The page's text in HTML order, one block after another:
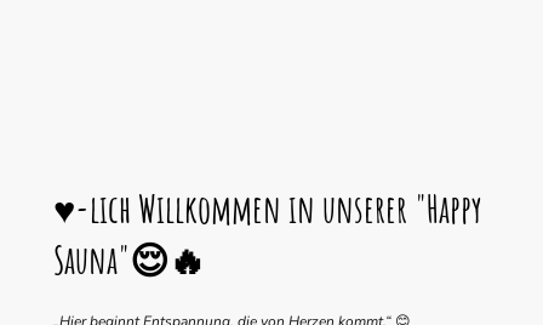
♥-lich Willkommen in unserer "Happy
Sauna"😌🔥